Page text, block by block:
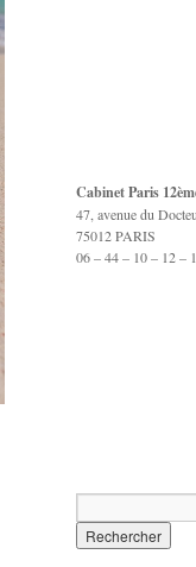
Cabinet Paris
47, avenue du
75012 PARIS
06 – 44 – 10 – 12 –